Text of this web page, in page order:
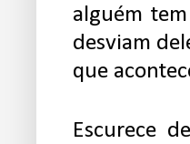
alguém
desviam
que
Escurece